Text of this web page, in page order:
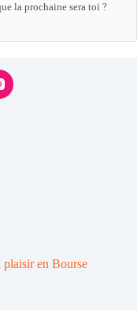
la prochaine sera toi ?
en Bourse